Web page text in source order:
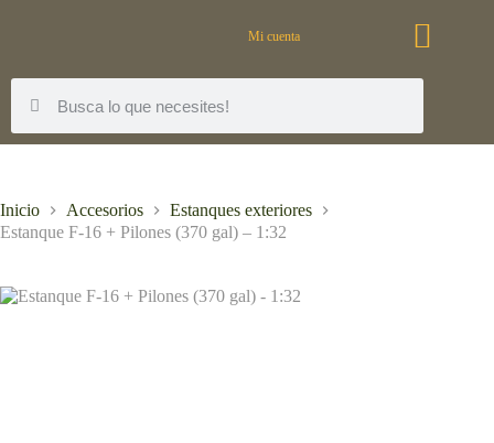
Mi cuenta
Inicio Accesorios
Estanques exteriores
Estanque F-16 + Pilones (370 gal) – 1:32